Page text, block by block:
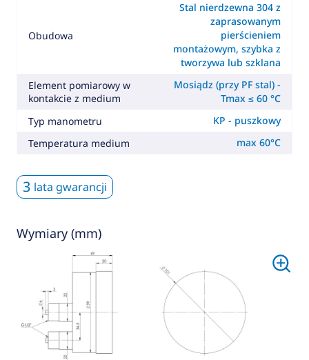
Obudowa
Stal nierdzewna 304 z
zaprasowanym
pierścieniem
montażowym, szybka z
tworzywa lub szklana
Element pomiarowy w
kontakcie z medium
Mosiądz (przy PF stal) -
Tmax ≤ 60 °C
Typ manometru
KP - puszkowy
Temperatura medium
max 60°C
3 lata gwarancji
Wymiary (mm)